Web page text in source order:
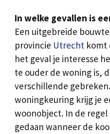
In welke gevallen is
Een uitgebreide
provincie Utrecht komt
het geval je interesse
te ouder de woning is,
verschillende
woningkeuring krijg je
woonobject. In de
gedaan wanneer de